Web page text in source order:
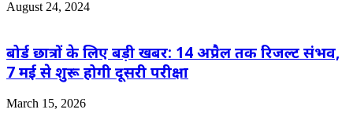
August 24, 2024
बोर्ड छात्रों के लिए बड़ी खबर: 14 अप्रैल तक रिजल्ट संभव,
7 मई से शुरू होगी दूसरी परीक्षा
March 15, 2026